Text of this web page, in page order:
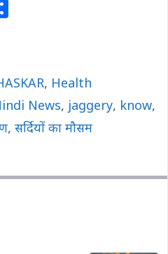
e
, Health
News, jaggery, know,
, सर्दियों का मौसम